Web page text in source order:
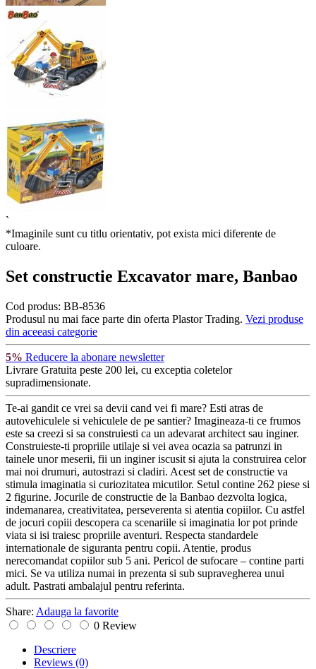
`
*Imaginile sunt cu titlu orientativ, pot exista mici diferente de
culoare.
Set constructie Excavator mare, Banbao
Cod produs: BB-8536
Produsul nu mai face parte din oferta Plastor Trading. Vezi produse
din aceeasi categorie
5% Reducere la abonare newsletter
Livrare Gratuita peste 200 lei, cu exceptia coletelor
supradimensionate.
Te-ai gandit ce vrei sa devii cand vei fi mare? Esti atras de
autovehiculele si vehiculele de pe santier? Imagineaza-ti ce frumos
este sa creezi si sa construiesti ca un adevarat architect sau inginer.
Construieste-ti propriile utilaje si vei avea ocazia sa patrunzi in
tainele unor meserii, fii un inginer iscusit si ajuta la construirea celor
mai noi drumuri, autostrazi si cladiri. Acest set de constructie va
stimula imaginatia si curiozitatea micutilor. Setul contine 262 piese si
2 figurine. Jocurile de constructie de la Banbao dezvolta logica,
indemanarea, creativitatea, perseverenta si atentia copiilor. Cu astfel
de jocuri copiii descopera ca scenariile si imaginatia lor pot prinde
viata si isi traiesc propriile aventuri. Respecta standardele
internationale de siguranta pentru copii. Atentie, produs
nerecomandat copiilor sub 5 ani. Pericol de sufocare – contine parti
mici. Se va utiliza numai in prezenta si sub supravegherea unui
adult. Pastrati ambalajul pentru referinta.
Share: Adauga la favorite
0 Review
Descriere
Reviews (0)